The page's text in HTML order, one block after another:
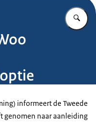
informeert de Tweede
genomen naar aanleiding